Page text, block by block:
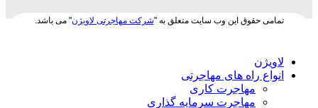
تمامی حقوق این وب سایت متعلق به "شرکت مهاجرتی لاویژن" می باشد.
لاویژن
انواع راه های مهاجرتی
مهاجرت کاری
مهاجرت سرمایه گذاری